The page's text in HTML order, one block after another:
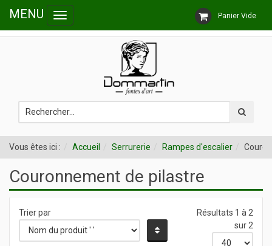
MENU
Toggle
navigation
Panier Vide
Vous êtes ici : Accueil Serrurerie Rampes d'escalier
Couronnement de pilastre
Trier par
Résultats 1 à 2
sur 2